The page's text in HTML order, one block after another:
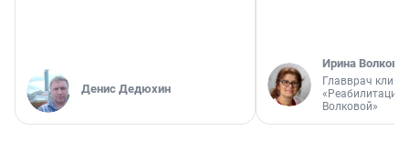
Денис Дедюхин
Ирина Волкова
Главврач
«Реабилитация
Волковой»